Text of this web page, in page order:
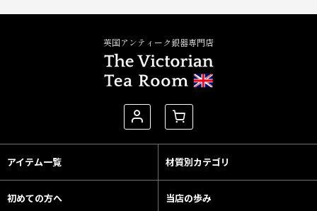
英国アンティーク銀器専門店
アイテム一覧 材質別カテゴリ
初めての方へ 当店の歩み